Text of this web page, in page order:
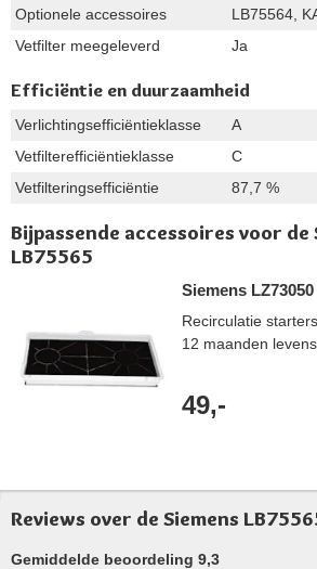
Optionele accessoires
LB75564,
Vetfilter meegeleverd
Ja
Efficiëntie en duurzaamheid
Verlichtingsefficiëntieklasse
A
Vetfilterefficiëntieklasse
C
Vetfilteringsefficiëntie
87,7 %
Bijpassende accessoires voor de
LB75565
Siemens LZ73050
Recirculatie
12 maanden
49,-
Reviews over de Siemens
Gemiddelde beoordeling 9,3